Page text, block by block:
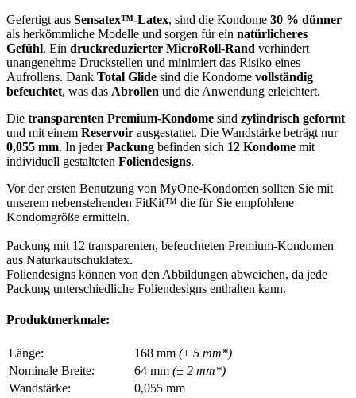
Gefertigt aus Sensatex™-Latex, sind die Kondome 30 % dünner
als herkömmliche Modelle und sorgen für ein natürlicheres
Gefühl. Ein druckreduzierter MicroRoll-Rand verhindert
unangenehme Druckstellen und minimiert das Risiko eines
Aufrollens. Dank Total Glide sind die Kondome vollständig
befeuchtet, was das Abrollen und die Anwendung erleichtert.
Die transparenten Premium-Kondome sind zylindrisch geformt
und mit einem Reservoir ausgestattet. Die Wandstärke beträgt nur
0,055 mm. In jederPackung befinden sich 12 Kondome mit
individuell gestalteten Foliendesigns.
Vor der ersten Benutzung von MyOne-Kondomen sollten Sie mit
unserem nebenstehenden FitKit™ die für Sie empfohlene
Kondomgröße ermitteln.
Packung mit 12 transparenten, befeuchteten Premium-Kondomen
aus Naturkautschuklatex.
Foliendesigns können von den Abbildungen abweichen, da jede
Packung unterschiedliche Foliendesigns enthalten kann.
Produktmerkmale:
Länge: 168 mm (± 5 mm*)
Nominale Breite:
64 mm (± 2 mm*)
Wandstärke:
0,055 mm